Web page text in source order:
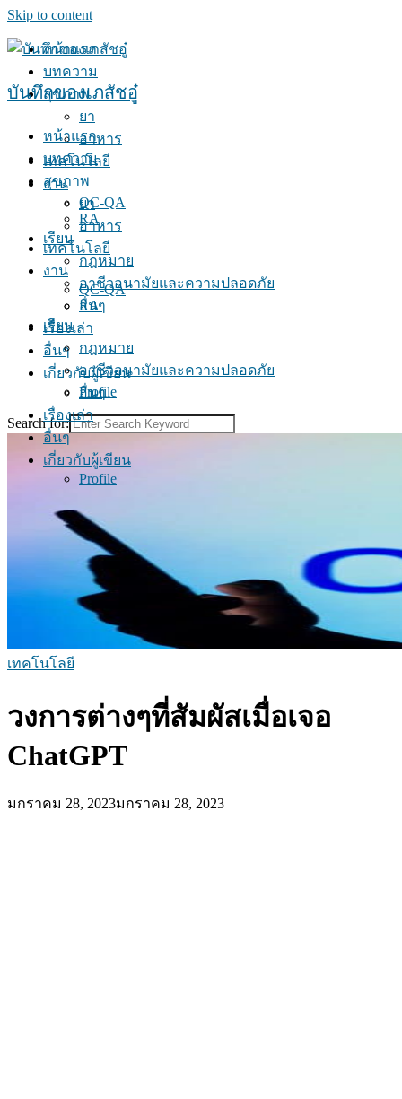
Skip to content
บันทึกของเภสัชอู๋
หน้าแรก
บทความ
สุขภาพ
ยา
อาหาร
เทคโนโลยี
งาน
QC-QA
RA
เรียน
กฎหมาย
อาชีวอนามัยและความปลอดภัย
อื่นๆ
เรื่องเล่า
อื่นๆ
เกี่ยวกับผู้เขียน
Profile
หน้าแรก
บทความ
สุขภาพ
ยา
อาหาร
เทคโนโลยี
งาน
QC-QA
RA
เรียน
กฎหมาย
อาชีวอนามัยและความปลอดภัย
อื่นๆ
เรื่องเล่า
อื่นๆ
เกี่ยวกับผู้เขียน
Profile
Search for:
เทคโนโลยี
วงการต่างๆที่สัมผัสเมื่อเจอ
ChatGPT
มกราคม 28, 2023มกราคม 28, 2023